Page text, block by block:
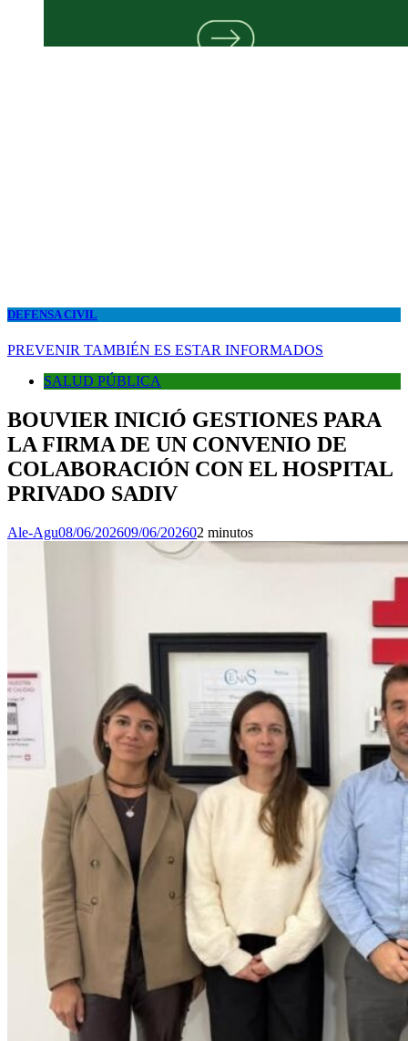
DEFENSA CIVIL
PREVENIR TAMBIÉN ES ESTAR INFORMADOS
SALUD PÚBLICA
BOUVIER INICIÓ GESTIONES PARA
LA FIRMA DE UN CONVENIO DE
COLABORACIÓN CON EL HOSPITAL
PRIVADO SADIV
Ale-Agu08/06/202609/06/202602 minutos